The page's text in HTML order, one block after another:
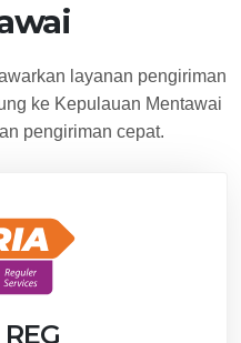
layanan pengiriman
ke Kepulauan Mentawai
pengiriman cepat.